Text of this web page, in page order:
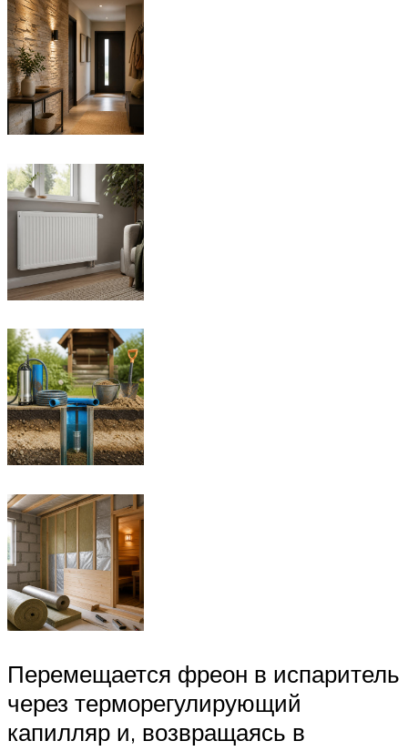
Перемещается фреон в испаритель
через терморегулирующий
капилляр и, возвращаясь в